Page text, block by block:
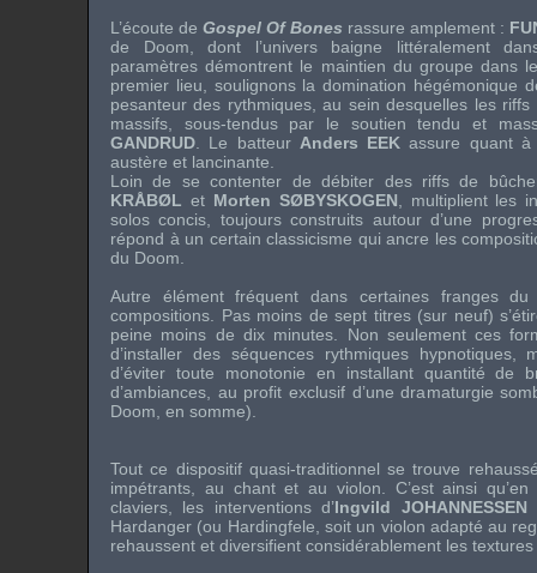
L’écoute de Gospel Of Bones rassure amplement :
de Doom, dont l’univers baigne littéralement
paramètres démontrent le maintien du groupe dans
premier lieu, soulignons la domination hégémonique
pesanteur des rythmiques, au sein desquelles les
massifs, sous-tendus par le soutien tendu et
GANDRUD . Le batteur Anders EEK assure quant à
austère et lancinante.
Loin de se contenter de débiter des riffs de
KRÅBØL et Morten SØBYSKOGEN , multiplient les
solos concis, toujours construits autour d’une
répond à un certain classicisme qui ancre les
du Doom.
Autre élément fréquent dans certaines franges
compositions. Pas moins de sept titres (sur neuf)
peine moins de dix minutes. Non seulement ces
d’installer des séquences rythmiques hypnotiques,
d’éviter toute monotonie en installant quantité de
d’ambiances, au profit exclusif d’une dramaturgie
Doom, en somme).
Tout ce dispositif quasi-traditionnel se trouve
impétrants, au chant et au violon. C’est ainsi
claviers, les interventions d’Ingvild JOHANNESSEN
Hardanger (ou Hardingfele, soit un violon adapté au
rehaussent et diversifient considérablement les